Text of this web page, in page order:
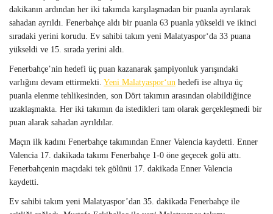
dakikanın ardından her iki takımda karşılaşmadan bir puanla ayrılarak
sahadan ayrıldı. Fenerbahçe aldı bir puanla 63 puanla yükseldi ve ikinci
sıradaki yerini korudu. Ev sahibi takım yeni Malatyaspor‘da 33 puana
yükseldi ve 15. sırada yerini aldı.
Fenerbahçe’nin hedefi üç puan kazanarak şampiyonluk yarışındaki
varlığını devam ettirmekti. Yeni Malatyaspor‘un hedefi ise altıya üç
puanla elenme tehlikesinden, son Dört takımın arasından olabildiğince
uzaklaşmakta. Her iki takımın da istedikleri tam olarak gerçekleşmedi bir
puan alarak sahadan ayrıldılar.
Maçın ilk kadını Fenerbahçe takımından Enner Valencia kaydetti. Enner
Valencia 17. dakikada takımı Fenerbahçe 1-0 öne geçecek golü attı.
Fenerbahçenin maçıdaki tek gölünü 17. dakikada Enner Valencia
kaydetti.
Ev sahibi takım yeni Malatyaspor’dan 35. dakikada Fenerbahçe ile